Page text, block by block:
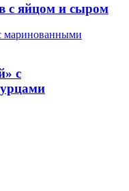
с яйцом и сыром
с